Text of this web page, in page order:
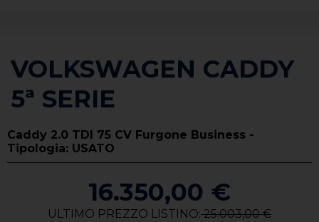
VOLKSWAGEN CADDY
5ª SERIE
Caddy 2.0 TDI 75 CV Furgone Business -
Tipologia: USATO
16.350,00 €
ULTIMO PREZZO LISTINO:25.003,00 €